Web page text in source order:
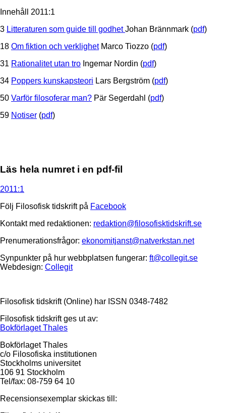
Innehåll 2011:1
3 Litteraturen som guide till godhetJohan Brännmark (pdf)
18 Om fiktion och verklighetMarco Tiozzo (pdf)
31 Rationalitet utan tro Ingemar Nordin (pdf)
34 Poppers kunskapsteori Lars Bergström (pdf)
50 Varför filosoferar man? Pär Segerdahl (pdf)
59 Notiser (pdf)
Läs hela numret i en pdf-fil
2011:1
Följ Filosofisk tidskrift på Facebook
Kontakt med redaktionen: redaktion@filosofisktidskrift.se
Prenumerationsfrågor: ekonomitjanst@natverkstan.net
Synpunkter på hur webbplatsen fungerar: ft@collegit.se
Webdesign: Collegit
Filosofisk tidskrift (Online) har ISSN 0348-7482
Filosofisk tidskrift ges ut av:
Bokförlaget Thales
Bokförlaget Thales
c/o Filosofiska institutionen
Stockholms universitet
106 91 Stockholm
Tel/fax: 08-759 64 10
Recensionsexemplar skickas till: